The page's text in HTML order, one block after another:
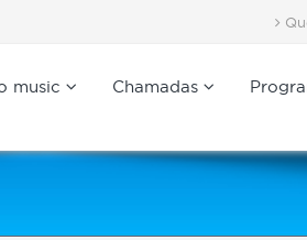
music Chamadas